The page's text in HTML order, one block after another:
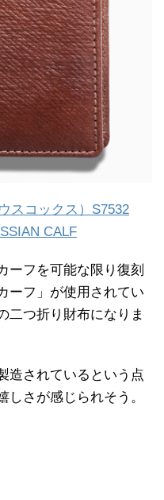
スコックス）S7532
CALF
ーフを可能な限り復刻
ーフ」が使用されてい
二つ折り財布になりま
造されているという点
しさが感じられそう。